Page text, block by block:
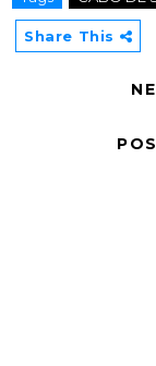
Share This